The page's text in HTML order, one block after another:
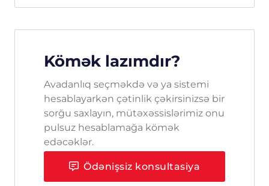
Kömək lazımdır?
Avadanlıq seçməkdə və ya sistemi
hesablayarkən çətinlik çəkirsinizsə bir
sorğu saxlayın, mütəxəssislərimiz onu
pulsuz hesablamağa kömək
edəcəklər.
Ödənişsiz konsultasiya